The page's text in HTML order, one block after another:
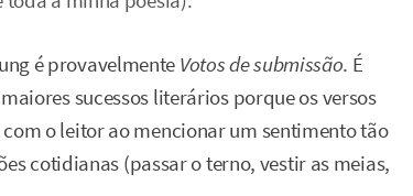
é provavelmente Votos de submissão. É
sucessos literários porque os versos
com o leitor ao mencionar um sentimento tão
cotidianas (passar o terno, vestir as meias,